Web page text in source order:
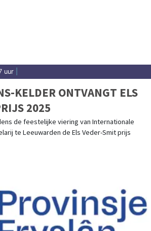
uur
KELDER ONTVANGT ELS
2025
de feestelijke viering van Internationale
te Leeuwarden de Els Veder-Smit prijs